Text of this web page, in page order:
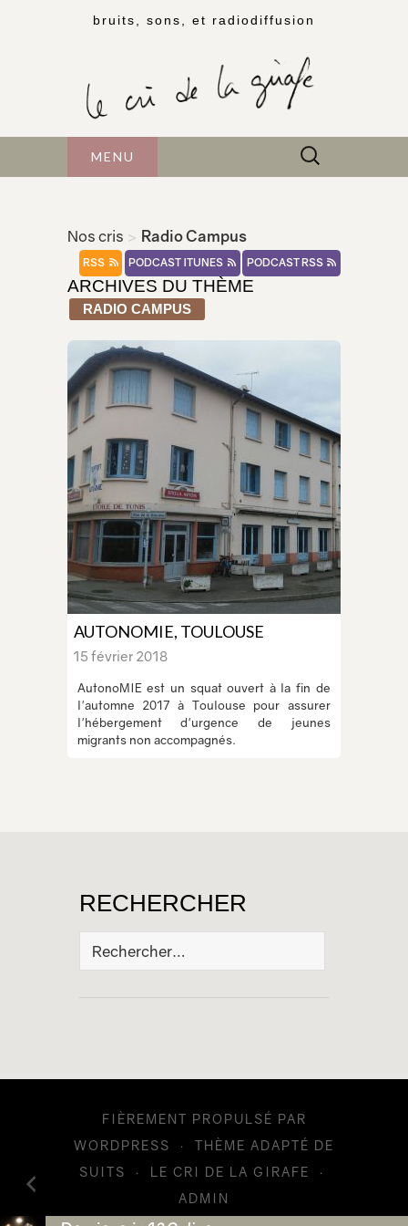
bruits, sons, et radiodiffusion
MENU Rechercher :
Nos cris > Radio Campus
PODCAST RSS
PODCAST ITUNES
RSS
ARCHIVES DU THÈME
RADIO CAMPUS
AUTONOMIE, TOULOUSE
15 février 2018
AutonoMIE est un squat ouvert à la fin de
l'automne 2017 à Toulouse pour assurer
l'hébergement d'urgence de jeunes
migrants non accompagnés.
RECHERCHER
Rechercher :
FIÈREMENT PROPULSÉ PAR
WORDPRESS
·
THÈME ADAPTÉ DE
SUITS
· LE CRI DE LA GIRAFE
·
ADMIN